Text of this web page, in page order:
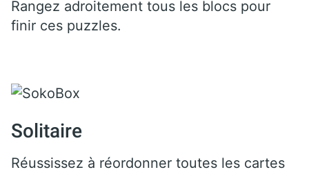
Rangez adroitement tous les blocs pour
finir ces puzzles.
Solitaire
Réussissez à réordonner toutes les cartes